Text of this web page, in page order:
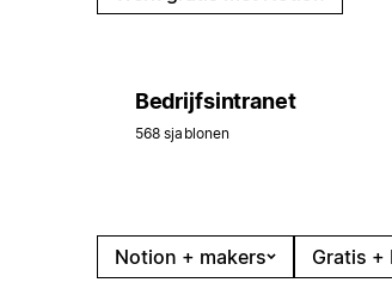
Bedrijfsintranet
568 sjablonen
Notion + makers Gratis +